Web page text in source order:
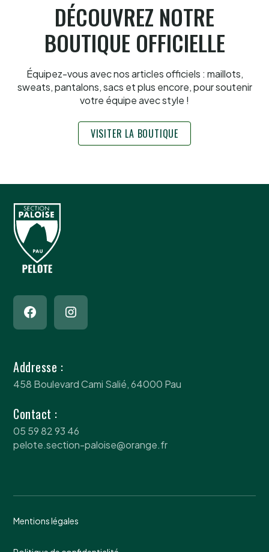
DÉCOUVREZ NOTRE
BOUTIQUE OFFICIELLE
Équipez-vous avec nos articles officiels : maillots,
sweats, pantalons, sacs et plus encore, pour soutenir
votre équipe avec style !
VISITER LA BOUTIQUE
Addresse :
458 Boulevard Cami Salié, 64000 Pau
Contact :
05 59 82 93 46
pelote.section-paloise@orange.fr
Mentions légales